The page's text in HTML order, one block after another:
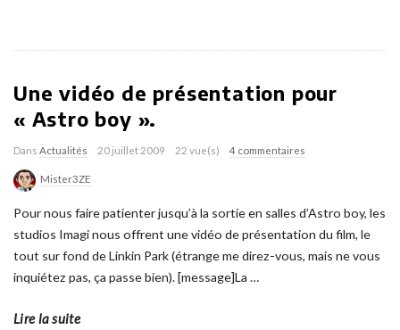
Une vidéo de présentation pour
« Astro boy ».
Dans Actualités 20 juillet 2009 22 vue(s) 4 commentaires
Mister3ZE
Pour nous faire patienter jusqu’à la sortie en salles d’Astro boy, les
studios Imagi nous offrent une vidéo de présentation du film, le
tout sur fond de Linkin Park (étrange me direz-vous, mais ne vous
inquiétez pas, ça passe bien). [message]La …
Lire la suite